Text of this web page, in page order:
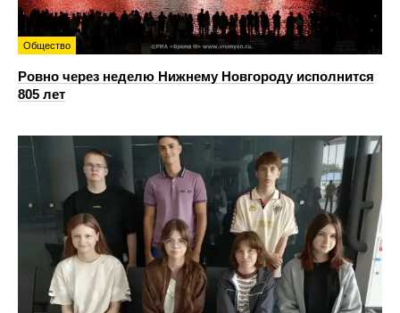
Общество
Ровно через неделю Нижнему Новгороду исполнится
805 лет